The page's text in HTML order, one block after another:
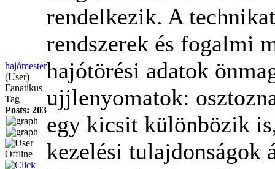
hajómester
(User)
Fanatikus
Tag
Posts: 203
rendelkezik. A
rendszerek és fogalmi
hajótörési adatok
ujjlenyomatok:
egy kicsit különbözik
kezelési tulajdonságok